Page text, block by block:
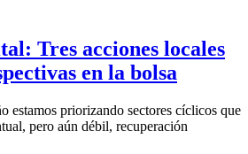
Tres acciones locales
en la bolsa
estamos priorizando sectores cíclicos que
pero aún débil, recuperación